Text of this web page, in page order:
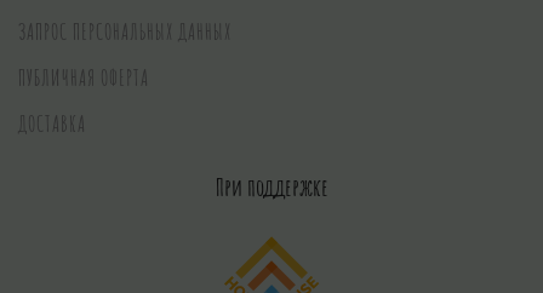
ЗАПРОС ПЕРСОНАЛЬНЫХ ДАННЫХ
ПУБЛИЧНАЯ ОФЕРТА
ДОСТАВКА
При поддержке